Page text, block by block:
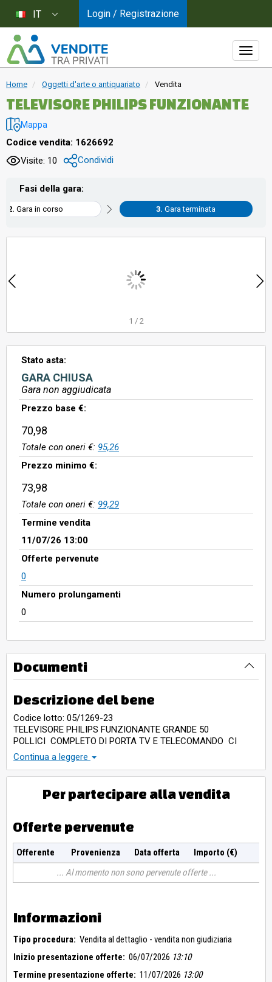
Home Oggetti d'arte o antiquariato Vendita
TELEVISORE PHILIPS FUNZIONANTE
Mappa
Codice vendita: 1626692
Visite: 10
Condividi
Fasi della gara:
Gara in corso Gara terminata
1 / 2
Stato asta:
GARA CHIUSA
Gara non aggiudicata
Prezzo base €:
70,98
Totale con oneri €: 95,26
Prezzo minimo €:
73,98
Totale con oneri €: 99,29
Termine vendita
11/07/26 13:00
Offerte pervenute
0
Numero prolungamenti
0
Documenti
Descrizione del bene
Codice lotto: 05/1269-23
TELEVISORE PHILIPS FUNZIONANTE GRANDE 50
POLLICI COMPLETO DI PORTA TV E TELECOMANDO CI
VUOLE IL DECODER ( SPORTELLO PORA TV
SCHEGGIATO AD UN ANGOLO )
Continua a leggere
Per partecipare alla vendita
Offerte pervenute
Offerente Provenienza Data offerta
Importo (€)
Al momento non sono pervenute offerte
Informazioni
Tipo procedura: Vendita al dettaglio - vendita non giudiziaria
Inizio presentazione offerte: 06/07/2026 13:10
Termine presentazione offerte: 11/07/2026 13:00
IT Login / Registrazione